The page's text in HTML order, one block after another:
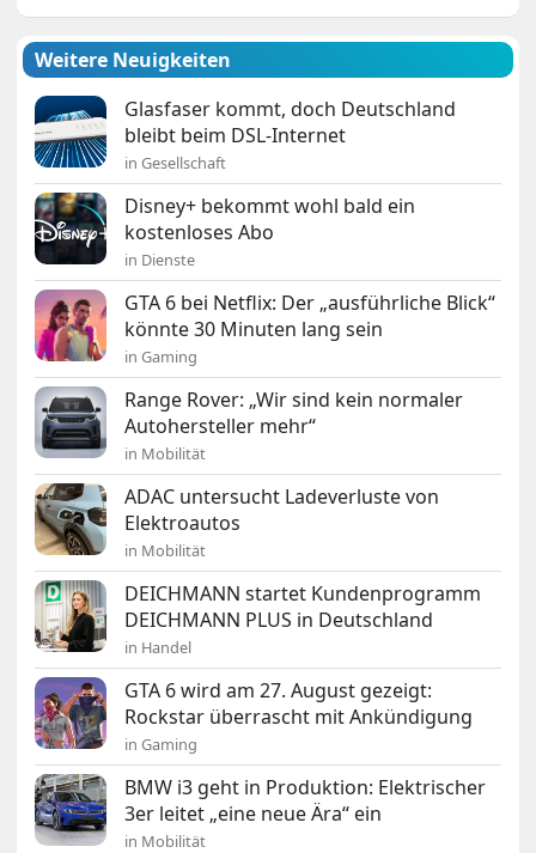
Weitere Neuigkeiten
Glasfaser kommt, doch Deutschland
bleibt beim DSL-Internet
in Gesellschaft
Disney+ bekommt wohl bald ein
kostenloses Abo
in Dienste
GTA 6 bei Netflix: Der „ausführliche Blick“
könnte 30 Minuten lang sein
in Gaming
Range Rover: „Wir sind kein normaler
Autohersteller mehr“
in Mobilität
ADAC untersucht Ladeverluste von
Elektroautos
in Mobilität
DEICHMANN startet Kundenprogramm
DEICHMANN PLUS in Deutschland
in Handel
GTA 6 wird am 27. August gezeigt:
Rockstar überrascht mit Ankündigung
in Gaming
BMW i3 geht in Produktion: Elektrischer
3er leitet „eine neue Ära“ ein
in Mobilität